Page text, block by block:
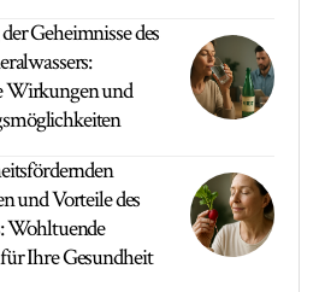
Geheimnisse des
Wirkungen und
und Vorteile des
Wohltuende
Ihre Gesundheit